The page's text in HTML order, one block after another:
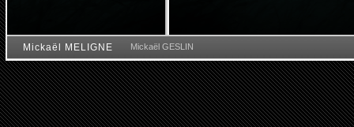
Mickaël MELIGNE Mickaël GESLIN